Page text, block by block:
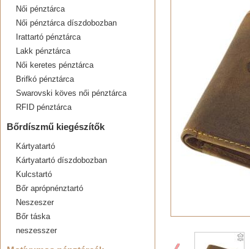
Női pénztárca
Női pénztárca díszdobozban
Irattartó pénztárca
Lakk pénztárca
Női keretes pénztárca
Brifkó pénztárca
Swarovski köves női pénztárca
RFID pénztárca
Bőrdíszmű kiegészítők
Kártyatartó
Kártyatartó díszdobozban
Kulcstartó
Bőr aprópnénztartó
Neszeszer
Bőr táska
neszesszer